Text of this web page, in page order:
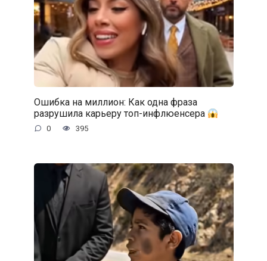
Ошибка на миллион: Как одна фраза
разрушила карьеру топ-инфлюенсера
0 395